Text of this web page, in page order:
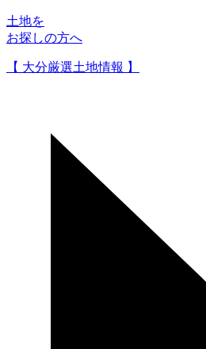
土地を
お探しの方へ
【 大分厳選土地情報 】